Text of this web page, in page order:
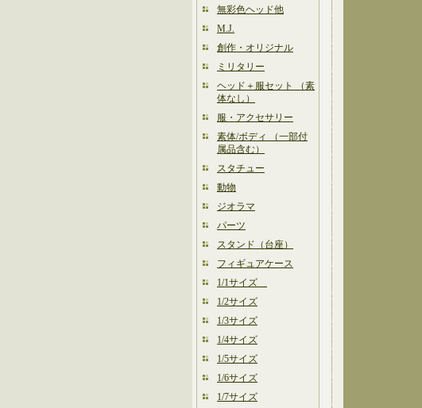
無彩色ヘッド他
M.J.
創作・オリジナル
ミリタリー
ヘッド＋服セット （素
体なし）
服・アクセサリー
素体/ボディ （一部付
属品含む）
スタチュー
動物
ジオラマ
パーツ
スタンド（台座）
フィギュアケース
1/1サイズ
1/2サイズ
1/3サイズ
1/4サイズ
1/5サイズ
1/6サイズ
1/7サイズ